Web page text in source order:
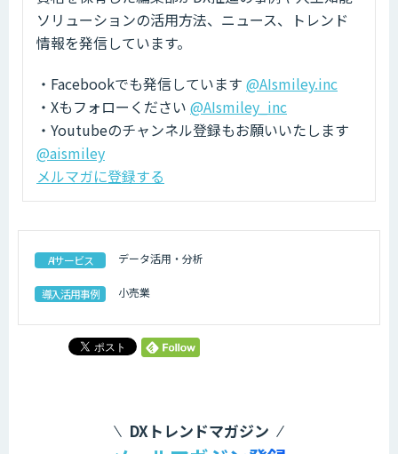
ソリューションの活用方法、ニュース、トレンド
情報を発信しています。
・Facebookでも発信しています @AIsmiley.inc
・Xもフォローください @AIsmiley_inc
・Youtubeのチャンネル登録もお願いいたします
@aismiley
メルマガに登録する
AIサービス データ活用・分析
導入活用事例 小売業
DXトレンドマガジン